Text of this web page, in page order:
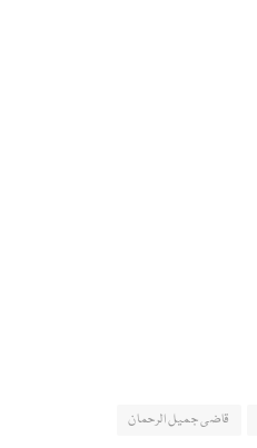
قاضی جمیل الرحمان